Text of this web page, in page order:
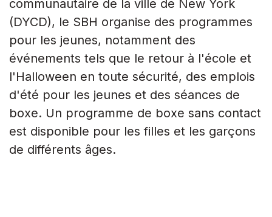
communautaire de la ville de New York
(DYCD), le SBH organise des programmes
pour les jeunes, notamment des
événements tels que le retour à l'école et
l'Halloween en toute sécurité, des emplois
d'été pour les jeunes et des séances de
boxe. Un programme de boxe sans contact
est disponible pour les filles et les garçons
de différents âges.